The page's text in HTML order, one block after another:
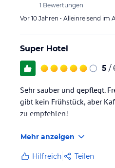
1 Bewertungen
Vor 10 Jahren • Alleinreisend im
Super Hotel
5 /
Sehr sauber und gepflegt.
gibt kein Frühstück, aber
zu empfehlen!
Mehr anzeigen
Hilfreich Teilen